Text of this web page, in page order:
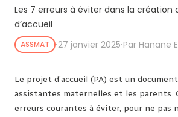
Les 7 erreurs à éviter dans la création
d’accueil
ASSMAT ⸱27 janvier 2025⸱Par Hanane
Le projet d’accueil (PA) est un
assistantes maternelles et les parents.
erreurs courantes à éviter, pour ne pas